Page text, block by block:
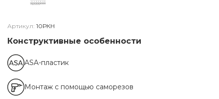
Артикул: 10РКН
Конструктивные особенности
ASA-пластик
Монтаж с помощью саморезов